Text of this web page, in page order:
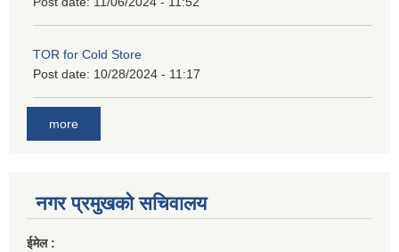
TOR for Cold Store
Post date: 10/28/2024 - 11:17
more
नगर प्रमुखको सचिवालय
ईमेल :